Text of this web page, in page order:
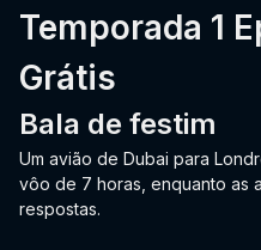
Temporada 1
Grátis
Bala de festim
Um avião de Dubai para
vôo de 7 horas, enquanto as
respostas.